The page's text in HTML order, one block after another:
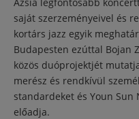
saját szerzeményeivel és
kortárs jazz egyik
Budapesten ezúttal Bojan
közös duóprojektjét
merész és rendkívül
standardeket és Youn Sun
előadja.